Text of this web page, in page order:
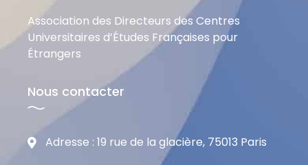
Association des Directeurs des Centres
Universitaires d’Études Françaises pour
Étrangers
Nous contacter
Adresse : 19 rue de la glacière, 75013 Paris